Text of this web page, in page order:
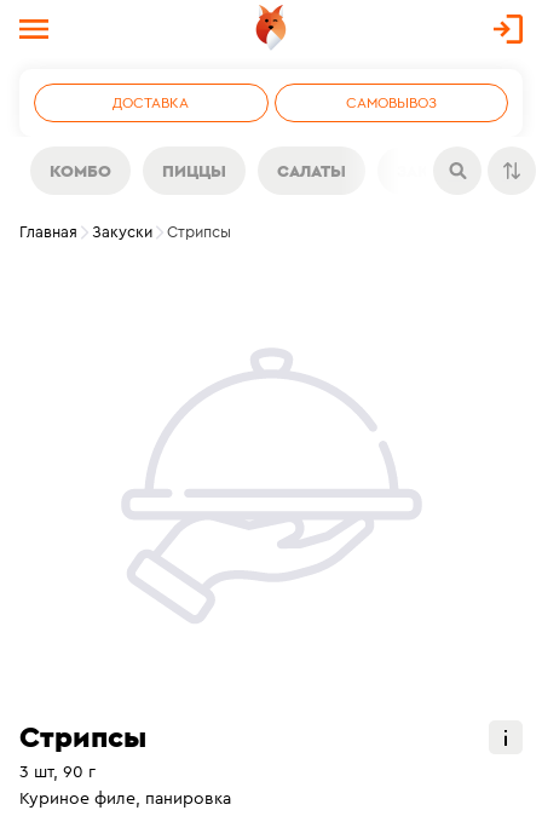
ДОСТАВКА САМОВЫВОЗ
КОМБО ПИЦЦЫ САЛАТЫ ЗАКУСКИ
Главная Закуски Стрипсы
Стрипсы
3 шт, 90 г
Куриное филе, панировка